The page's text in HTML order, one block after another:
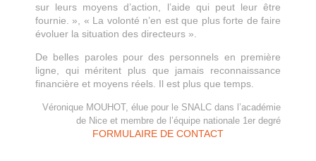
sur leurs moyens d’action, l’aide qui peut leur être
fournie. », « La volonté n’en est que plus forte de faire
évoluer la situation des directeurs ».
De belles paroles pour des personnels en première
ligne, qui méritent plus que jamais reconnaissance
financière et moyens réels. Il est plus que temps.
Véronique MOUHOT, élue pour le SNALC dans l’académie
de Nice et membre de l’équipe nationale 1er degré
FORMULAIRE DE CONTACT